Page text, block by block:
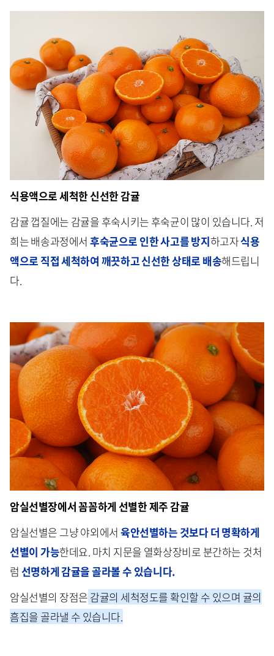
식용액으로 세척한 신선한 감귤
감귤 껍질에는 감귤을 후숙시키는 후숙균이 많이 있습니다. 저
희는 배송과정에서 후숙균으로 인한 사고를 방지하고자식용
액으로 직접 세척하여 깨끗하고 신선한 상태로 배송해드립니
다.
암실선별장에서 꼼꼼하게 선별한 제주 감귤
암실선별은 그냥 야외에서 육안선별하는 것보다 더 명확하게
선별이 가능한데요. 마치 지문을 열화상장비로 분간하는 것처
럼 선명하게 감귤을 골라볼 수 있습니다.
암실선별의 장점은 감귤의 세척정도를 확인할 수 있으며 귤의
흠집을 골라낼 수 있습니다.